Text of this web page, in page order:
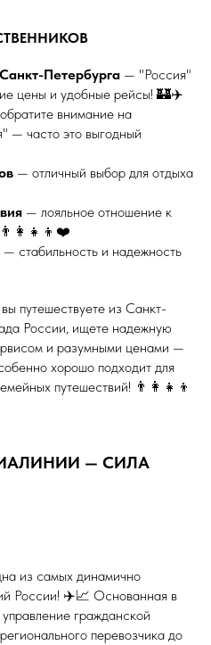
Петербурга — "Россия"
цены и удобные рейсы! 🏰✈️
внимание на
— часто это выгодный
— отличный выбор для отдыха
— лояльное отношение к
👨‍👩‍👧‍👦❤️
— стабильность и надежность
путешествуете из Санкт-
России, ищете надежную
и разумными ценами —
хорошо подходит для
путешествий! 👨‍👩‍👧‍👦
— СИЛА
из самых динамично
России! ✈️📈 Основанная в
гражданской
перевозчика до